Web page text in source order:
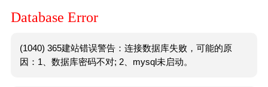
Database Error
(1040) 365建站错误警告：连接数据库失败，可能的原
因：1、数据库密码不对; 2、mysql未启动。